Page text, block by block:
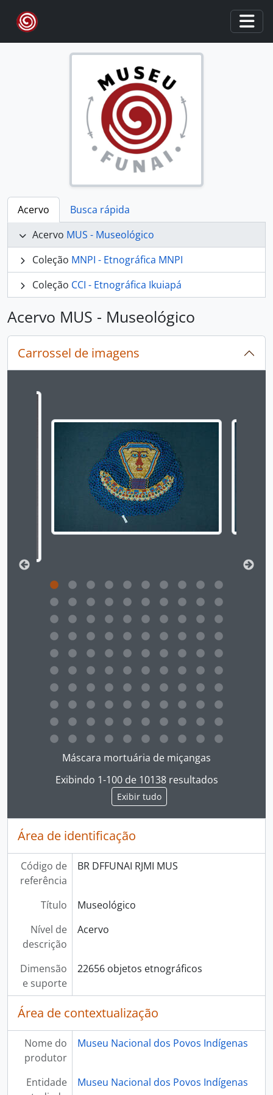
Skip to main content
Acervo
Busca rápida
Acervo MUS - Museológico
Coleção MNPI - Etnográfica MNPI
Coleção CCI - Etnográfica Ikuiapá
Acervo MUS - Museológico
Carrossel de imagens
Ao alterar o slide atual deste carrossel, o título da
Ao clicar no link deste título da descrição a
Máscara mortuária de miçangas
Exibindo 1-100 de 10138 resultados
Exibir tudo
Área de identificação
Código de
referência
BR DFFUNAI RJMI MUS
Título
Museológico
Nível de
descrição
Acervo
Dimensão
e suporte
22656 objetos etnográficos
Área de contextualização
Nome do
produtor
Museu Nacional dos Povos Indígenas
Entidade
Museu Nacional dos Povos Indígenas